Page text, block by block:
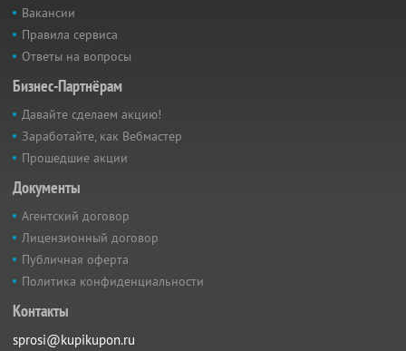
Вакансии
Правила сервиса
Ответы на вопросы
Бизнес-Партнёрам
Давайте сделаем акцию!
Заработайте, как Вебмастер
Прошедшие акции
Документы
Агентский договор
Лицензионный договор
Публичная оферта
Политика конфиденциальности
Контакты
sprosi@kupikupon.ru